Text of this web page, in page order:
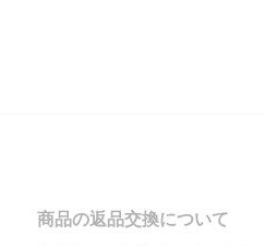
商品の返品交換について